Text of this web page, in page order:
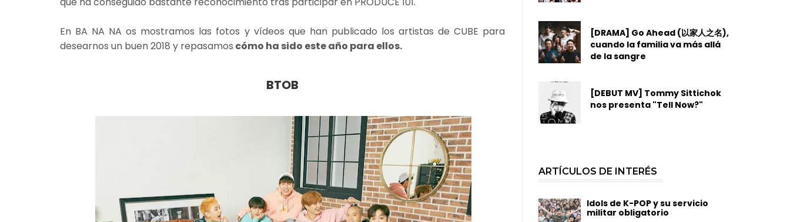
En BA NA NA os mostramos las fotos y vídeos que han publicado los artistas de CUBE para
desearnos un buen 2018 y repasamos cómo ha sido este año para ellos.
BTOB
[DRAMA] Go Ahead (以家人之名),
cuando la familia va más allá
de la sangre
[DEBUT MV] Tommy Sittichok
nos presenta "Tell Now?"
ARTÍCULOS DE INTERÉS
Idols de K-POP y su servicio
militar obligatorio